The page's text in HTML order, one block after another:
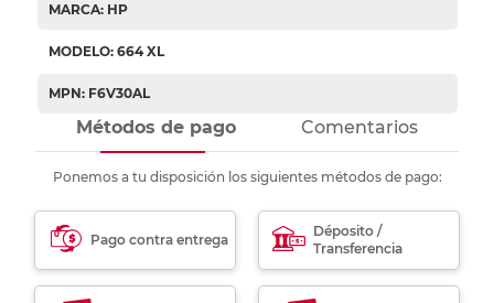
MARCA: HP
MODELO: 664 XL
MPN: F6V30AL
Métodos de pago Comentarios
Ponemos a tu disposición los siguientes métodos de pago:
Pago contra entrega
Déposito /
Transferencia